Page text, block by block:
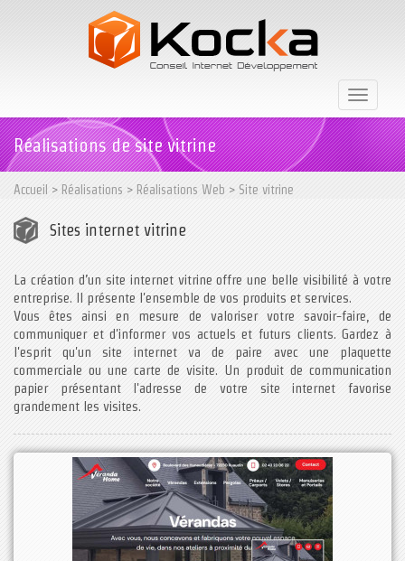
Toggle
Réalisations de site vitrine
Accueil > Réalisations > Réalisations Web > Site vitrine
Sites internet vitrine
La création d’un site internet vitrine offre une belle visibilité à votre
entreprise. Il présente l'ensemble de vos produits et services.
Vous êtes ainsi en mesure de valoriser votre savoir-faire, de
communiquer et d'informer vos actuels et futurs clients. Gardez à
l'esprit qu'un site internet va de paire avec une plaquette
commerciale ou une carte de visite. Un produit de communication
papier présentant l'adresse de votre site internet favorise
grandement les visites.